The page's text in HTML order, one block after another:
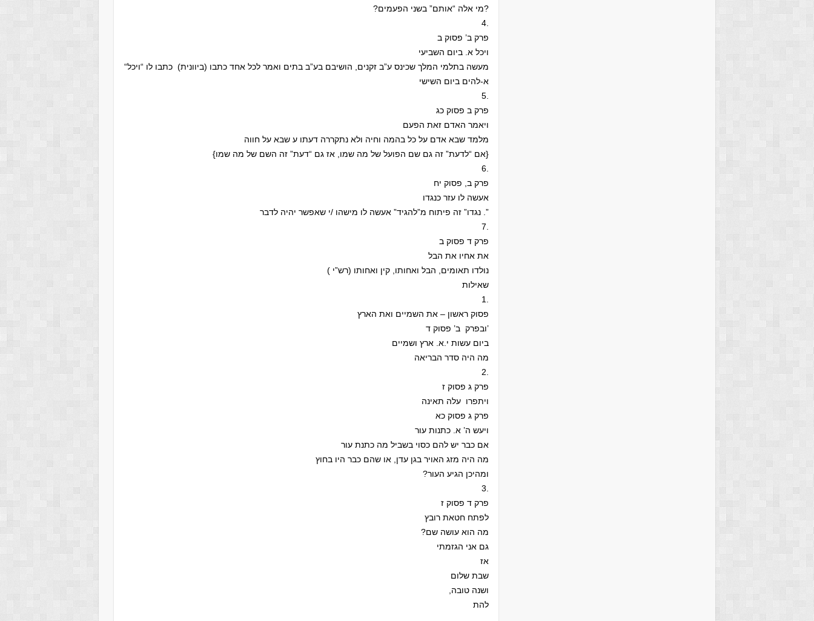
?מי אלה “אותם” בשני הפעמים?
4.
פרק ב’ פסוק ב
ויכל א. ביום השביעי
“מעשה בתלמי המלך שכינס ע”ב זקנים, הושיבם בע”ב בתים ואמר לכל אחד כתבו (ביוונית) כתבו לו “ויכל
א-להים ביום השישי
5.
פרק ב פסוק כג
ויאמר האדם זאת הפעם
מלמד שבא אדם על כל בהמה וחיה ולא נתקררה דעתו ע שבא על חווה
{אם “לדעת” זה גם שם הפועל של מה שמו, אז גם “דעת” זה השם של מה שמו}
6.
פרק ב, פסוק יח
אעשה לו עזר כנגדו
נגדו” זה פיתוח מ”להגיד” אעשה לו מישהו /י שאפשר יהיה לדבר .”
7.
פרק ד פסוק ב
את אחיו את הבל
( נולדו תאומים, הבל ואחותו, קין ואחותו (רש”י
שאילות
1.
פסוק ראשון – את השמיים ואת הארץ
ובפרק ב’ פסוק ד’
ביום עשות י.א. ארץ ושמיים
מה היה סדר הבריאה
2.
פרק ג פסוק ז
ויתפרו עלה תאינה
פרק ג פסוק כא
ויעש ה’ א. כתנות עור
אם כבר יש להם כסוי בשביל מה כתנת עור
מה היה מזג האויר בגן עדן, או שהם כבר היו בחוץ
?ומהיכן הגיע העור
3.
פרק ד פסוק ז
לפתח חטאת רובץ
?מה הוא עושה שם
גם אני הגזמתי
אז
שבת שלום
,ושנה טובה
להת